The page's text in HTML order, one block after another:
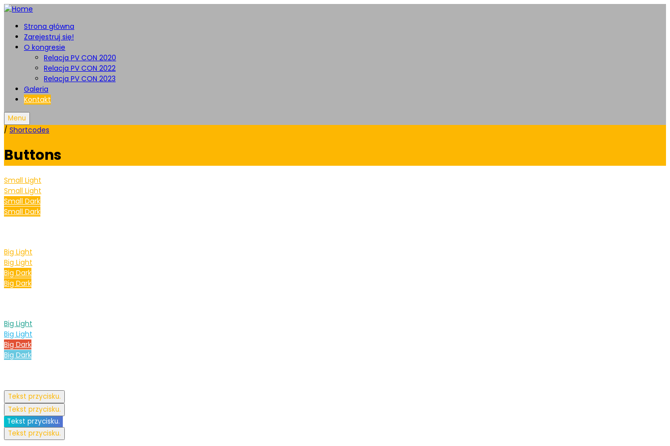
Strona główna
Zarejestruj się!
O kongresie
Relacja PV CON 2020
Relacja PV CON 2022
Relacja PV CON 2023
Galeria
Kontakt
Menu
/ Shortcodes
Buttons
Small Light
Small Light
Small Dark
Small Dark
Big Light
Big Light
Big Dark
Big Dark
Big Light
Big Light
Big Dark
Big Dark
Tekst przycisku.
Tekst przycisku.
Tekst przycisku.
Tekst przycisku.